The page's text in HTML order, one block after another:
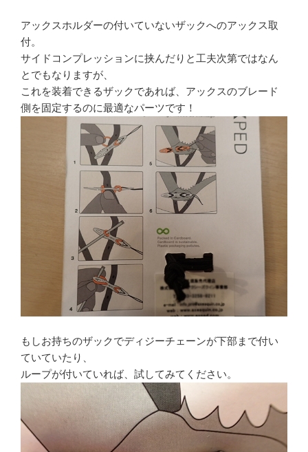
アックスホルダーの付いていないザックへのアックス取
付。
サイドコンプレッションに挟んだりと工夫次第ではなん
とでもなりますが、
これを装着できるザックであれば、アックスのブレード
側を固定するのに最適なパーツです！
もしお持ちのザックでディジーチェーンが下部まで付い
ていていたり、
ループが付いていれば、試してみてください。